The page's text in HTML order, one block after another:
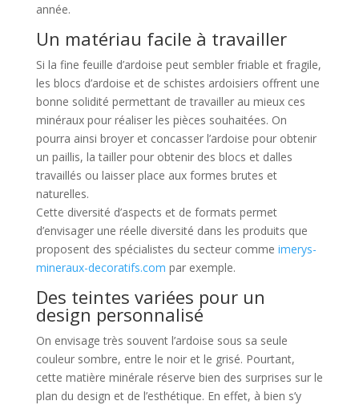
année.
Un matériau facile à travailler
Si la fine feuille d’ardoise peut sembler friable et fragile,
les blocs d’ardoise et de schistes ardoisiers offrent une
bonne solidité permettant de travailler au mieux ces
minéraux pour réaliser les pièces souhaitées. On
pourra ainsi broyer et concasser l’ardoise pour obtenir
un paillis, la tailler pour obtenir des blocs et dalles
travaillés ou laisser place aux formes brutes et
naturelles.
Cette diversité d’aspects et de formats permet
d’envisager une réelle diversité dans les produits que
proposent des spécialistes du secteur comme imerys-
mineraux-decoratifs.com par exemple.
Des teintes variées pour un
design personnalisé
On envisage très souvent l’ardoise sous sa seule
couleur sombre, entre le noir et le grisé. Pourtant,
cette matière minérale réserve bien des surprises sur le
plan du design et de l’esthétique. En effet, à bien s’y